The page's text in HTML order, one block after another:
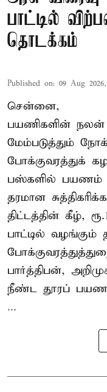
பாட்டில்
தொடக்கம்
Published on: 09 Aug
சென்னை,
பயணிகளின் நலன்
மேம்படுத்தும்
போக்குவரத்துக்
பஸ்களில் பயணம்
தரமான
திட்டத்தின் கீழ்,
பாட்டில் வழங்கும்
பார்த்திபன்,
நீண்ட தூரப்
...